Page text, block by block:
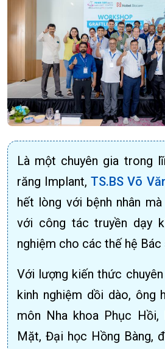
Là một chuyên gia trong
răng Implant,TS.BS Võ
hết lòng với bệnh nhân
với công tác truyền dạy
nghiệm cho các thế hệ Bác
Với lượng kiến thức
kinh nghiệm dồi dào, ông
môn Nha khoa Phục Hồi,
Mặt, Đại học Hồng Bàng,